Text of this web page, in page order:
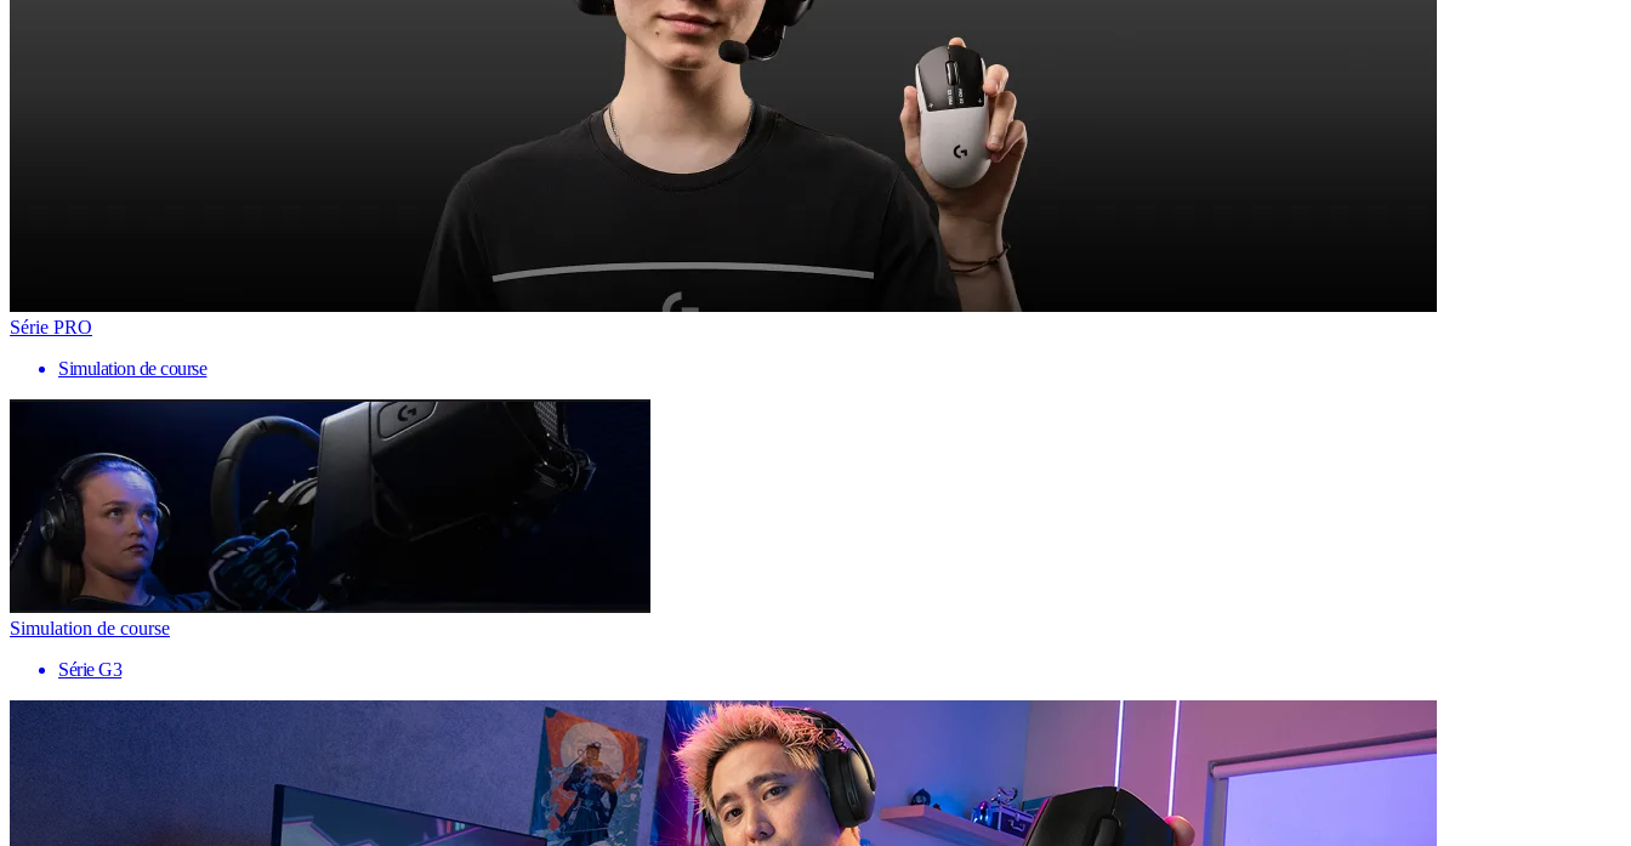
Série PRO
Simulation de course
Simulation de course
Série G3